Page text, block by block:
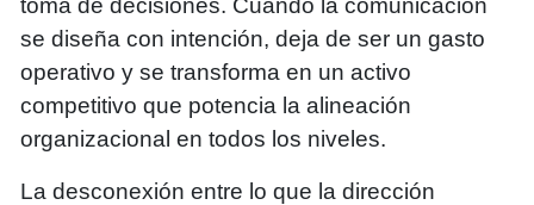
toma de decisiones. Cuando la comunicación
se diseña con intención, deja de ser un gasto
operativo y se transforma en un activo
competitivo que potencia la alineación
organizacional en todos los niveles.
La desconexión entre lo que la dirección